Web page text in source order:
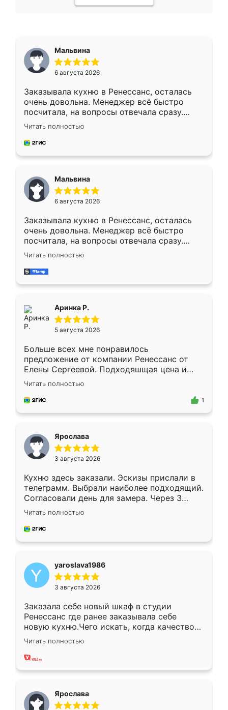
Мальвина
6 августа 2026
Заказывала кухню в Ренессанс, осталась
очень довольна. Менеджер всё быстро
посчитала, на вопросы отвечала сразу.
Замерщик приехал в субботу, подошёл к
делу со всей ответственностью. Собрали
за день, ребята работали аккуратно, даже
Читать полностью
Мальвина
6 августа 2026
Заказывала кухню в Ренессанс, осталась
очень довольна. Менеджер всё быстро
посчитала, на вопросы отвечала сразу.
Замерщик приехал в субботу, подошёл к
делу со всей ответственностью. Собрали
за день, ребята работали аккуратно, даже
Читать полностью
Аринка Р.
5 августа 2026
Больше всех мне понравилось
предложение от компании Ренессанс от
Елены Сергеевой. Подходяшщая цена и
короткие сроки изготовления. Приехавший
для замера сотрудник Владислав
предложил по моему эскизу самый
Читать полностью
1
Ярослава
3 августа 2026
Кухню здесь заказали. Эскизы прислали в
телеграмм. Выбрали наиболее подходящий.
Согласовали день для замера. Через 3
недели кухня была уже готова. Остались
довольны работой. Спасибо Ренессанс
мебель за качественную работу!
Читать полностью
yaroslava1986
3 августа 2026
Заказала себе новый шкаф в студии
Ренессанс где ранее заказывала себе
новую кухню.Чего искать, когда качеством
вполне довольна. Служит кухня уже почти
два года, нареканий нет.
Читать полностью
Ярослава